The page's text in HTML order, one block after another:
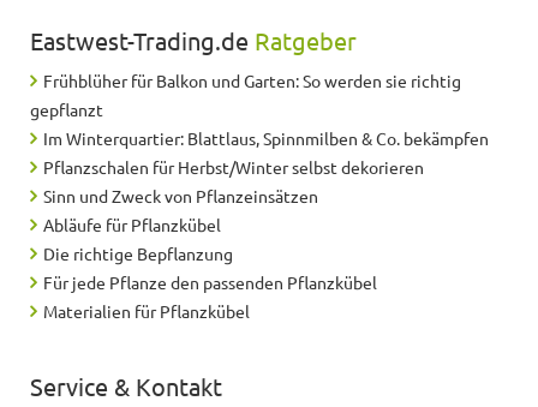
Eastwest-Trading.de Ratgeber
Frühblüher für Balkon und Garten: So werden sie richtig
gepflanzt
Im Winterquartier: Blattlaus, Spinnmilben & Co. bekämpfen
Pflanzschalen für Herbst/Winter selbst dekorieren
Sinn und Zweck von Pflanzeinsätzen
Abläufe für Pflanzkübel
Die richtige Bepflanzung
Für jede Pflanze den passenden Pflanzkübel
Materialien für Pflanzkübel
Service & Kontakt